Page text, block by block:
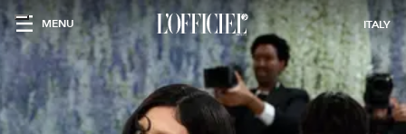
MENU ITALY